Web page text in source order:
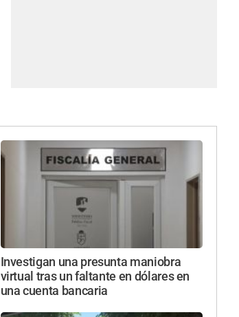
Investigan una presunta maniobra
virtual tras un faltante en dólares en
una cuenta bancaria